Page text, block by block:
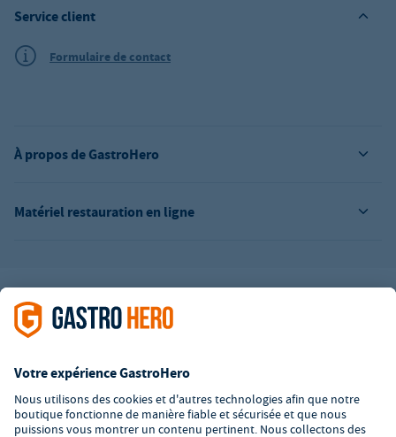
Matériel restauration en ligne
À propos de GastroHero
Service client
Formulaire de contact
L’offre de la société GastroHero est exclusivement destinée aux
entreprises. Tous les prix sont des prix unitaires nets majorés de
Certaines méthodes de paiement peuvent entraîner des frais
supplémentaires.
² PVC : Prix de Vente Conseillé par le fabricant
*A partir d'un montant de 350€ net. Jusqu'à cette date, les frais